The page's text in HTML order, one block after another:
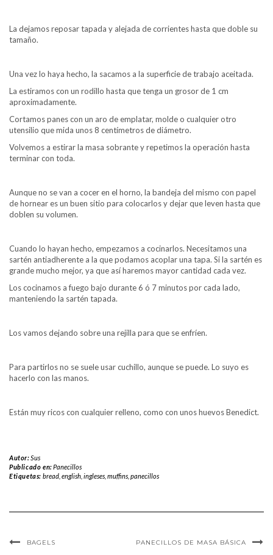
La dejamos reposar tapada y alejada de corrientes hasta que doble su
tamaño.
Una vez lo haya hecho, la sacamos a la superficie de trabajo aceitada.
La estiramos con un rodillo hasta que tenga un grosor de 1 cm
aproximadamente.
Cortamos panes con un aro de emplatar, molde o cualquier otro
utensilio que mida unos 8 centímetros de diámetro.
Volvemos a estirar la masa sobrante y repetimos la operación hasta
terminar con toda.
Aunque no se van a cocer en el horno, la bandeja del mismo con papel
de hornear es un buen sitio para colocarlos y dejar que leven hasta que
doblen su volumen.
Cuando lo hayan hecho, empezamos a cocinarlos. Necesitamos una
sartén antiadherente a la que podamos acoplar una tapa. Si la sartén es
grande mucho mejor, ya que así haremos mayor cantidad cada vez.
Los cocinamos a fuego bajo durante 6 ó 7 minutos por cada lado,
manteniendo la sartén tapada.
Los vamos dejando sobre una rejilla para que se enfríen.
Para partirlos no se suele usar cuchillo, aunque se puede. Lo suyo es
hacerlo con las manos.
Están muy ricos con cualquier relleno, como con unos huevos Benedict.
Autor:Sus
Publicado en:Panecillos
Etiquetas: bread, english, ingleses, muffins, panecillos
BAGELS PANECILLOS DE MASA BÁSICA